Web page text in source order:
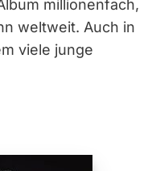
millionenfach,
weltweit. Auch in
viele junge